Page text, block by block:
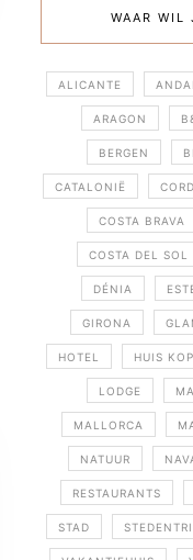
WAAR WIL
ALICANTE
ARAGON
BERGEN
CATALONIË
COSTA BRAVA
COSTA DEL SOL
DÉNIA
GIRONA
HOTEL HUIS
LODGE
MALLORCA
NATUUR
RESTAURANTS
STAD